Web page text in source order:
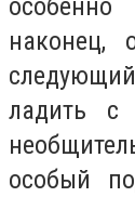
наконец,
ладить
особый